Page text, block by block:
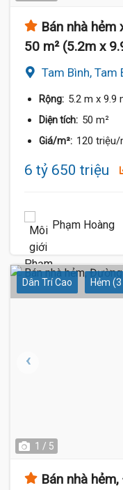
Bán nhà hẻm
50 m² (5.2m x
Tam Bình, Tam
Rộng: 5.2 m x 9.9
Diện tích: 50 m²
Giá/m²: 120 triệu/
6 tỷ 650 triệu
Phạm Hoàng
Dân Trí Cao Hẻm
1 / 5
Bán nhà